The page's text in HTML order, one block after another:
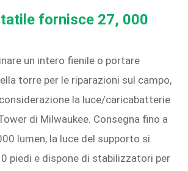
fornisce 27, 000
un intero fienile o portare
torre per le riparazioni sul campo,
la luce/caricabatterie
di Milwaukee. Consegna fino a
lumen, la luce del supporto si
piedi e dispone di stabilizzatori per